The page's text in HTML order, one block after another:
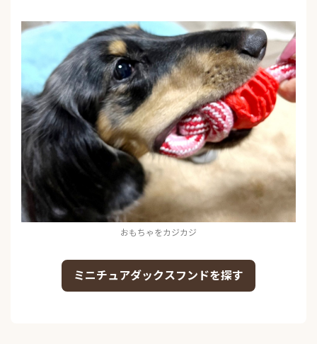
おもちゃをカジカジ
ミニチュアダックスフンドを探す